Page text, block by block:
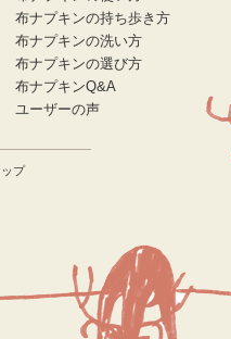
布ナプキンの持ち歩き方
布ナプキンの洗い方
布ナプキンの選び方
布ナプキンQ&A
ユーザーの声
プ